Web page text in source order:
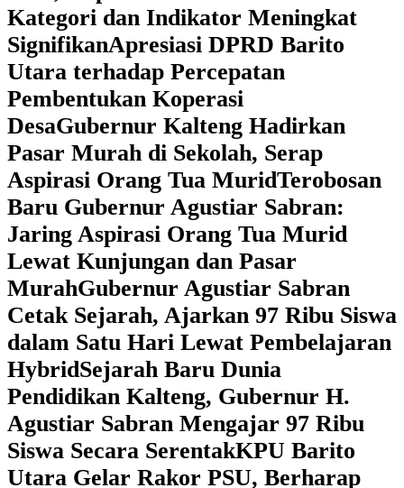
Kategori dan Indikator Meningkat
SignifikanApresiasi DPRD Barito
Utara terhadap Percepatan
Pembentukan Koperasi
Desa‎Gubernur Kalteng Hadirkan
Pasar Murah di Sekolah, Serap
Aspirasi Orang Tua Murid‎Terobosan
Baru Gubernur Agustiar Sabran:
Jaring Aspirasi Orang Tua Murid
Lewat Kunjungan dan Pasar
MurahGubernur Agustiar Sabran
Cetak Sejarah, Ajarkan 97 Ribu Siswa
dalam Satu Hari Lewat Pembelajaran
HybridSejarah Baru Dunia
Pendidikan Kalteng, Gubernur H.
Agustiar Sabran Mengajar 97 Ribu
Siswa Secara SerentakKPU Barito
Utara Gelar Rakor PSU, Berharap